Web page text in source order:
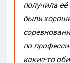
получила
были
по
какие-то